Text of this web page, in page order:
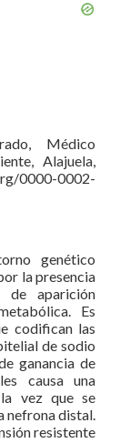
Médico
Alajuela,
0000-0002-
genético
la presencia
de aparición
Es
codifican las
de sodio
ganancia de
causa una
vez que se
nefrona distal.
resistente